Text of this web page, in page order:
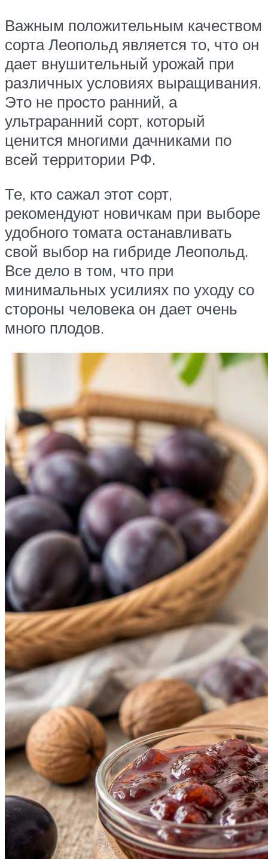
Важным положительным качеством
сорта Леопольд является то, что он
дает внушительный урожай при
различных условиях выращивания.
Это не просто ранний, а
ультраранний сорт, который
ценится многими дачниками по
всей территории РФ.
Те, кто сажал этот сорт,
рекомендуют новичкам при выборе
удобного томата останавливать
свой выбор на гибриде Леопольд.
Все дело в том, что при
минимальных усилиях по уходу со
стороны человека он дает очень
много плодов.